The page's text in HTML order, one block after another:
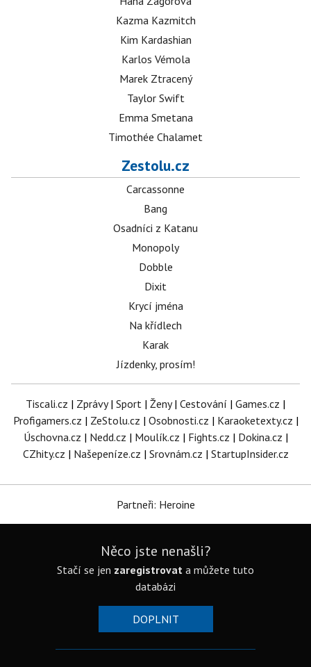
Kazma Kazmitch
Kim Kardashian
Karlos Vémola
Marek Ztracený
Taylor Swift
Emma Smetana
Timothée Chalamet
Zestolu.cz
Carcassonne
Bang
Osadníci z Katanu
Monopoly
Dobble
Dixit
Krycí jména
Na křídlech
Karak
Jízdenky, prosím!
Tiscali.cz | Zprávy| Sport | Ženy| Cestování | Games.cz |
Profigamers.cz | ZeStolu.cz | Osobnosti.cz | Karaoketexty.cz |
Úschovna.cz | Nedd.cz | Moulík.cz | Fights.cz | Dokina.cz |
CZhity.cz | Našepeníze.cz | Srovnám.cz | StartupInsider.cz
Partneři: Heroine
Něco jste nenašli?
Stačí se jen zaregistrovat a můžete tuto
databázi
DOPLNIT